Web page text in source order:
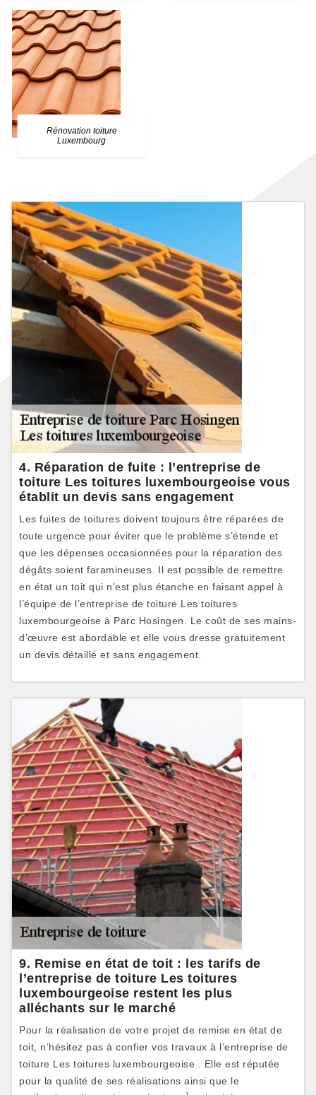
Rénovation toiture
Luxembourg
4. Réparation de fuite : l’entreprise de
toiture Les toitures luxembourgeoise vous
établit un devis sans engagement
Les fuites de toitures doivent toujours être réparées de
toute urgence pour éviter que le problème s’étende et
que les dépenses occasionnées pour la réparation des
dégâts soient faramineuses. Il est possible de remettre
en état un toit qui n’est plus étanche en faisant appel à
l’équipe de l’entreprise de toiture Les toitures
luxembourgeoise à Parc Hosingen. Le coût de ses mains-
d’œuvre est abordable et elle vous dresse gratuitement
un devis détaillé et sans engagement.
9. Remise en état de toit : les tarifs de
l’entreprise de toiture Les toitures
luxembourgeoise restent les plus
alléchants sur le marché
Pour la réalisation de votre projet de remise en état de
toit, n’hésitez pas à confier vos travaux à l’entreprise de
toiture Les toitures luxembourgeoise . Elle est réputée
pour la qualité de ses réalisations ainsi que le